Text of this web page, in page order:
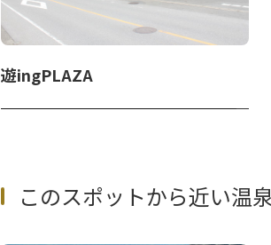
遊ingPLAZA
このスポットから近い温泉